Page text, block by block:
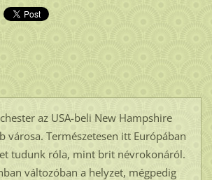
az USA-beli New Hampshire
városa. Természetesen itt Európában
tudunk róla, mint brit névrokonáról.
változóban a helyzet, mégpedig